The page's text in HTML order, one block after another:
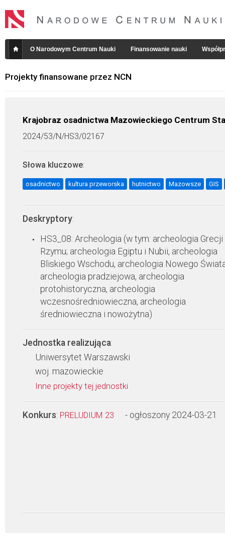
O Narodowym Centrum Nauki Finansowanie nauki
Projekty finansowane przez NCN
Krajobraz osadnictwa Mazowieckiego Centrum
2024/53/N/HS3/02167
Słowa kluczowe:
osadnictwo kultura przeworska hutnictwo Mazowsze GIS
Deskryptory:
HS3_08: Archeologia (w tym: archeologia Grecji
Rzymu; archeologia Egiptu i Nubii, archeologia
Bliskiego Wschodu, archeologia Nowego
archeologia pradziejowa, archeologia
protohistoryczna, archeologia
wczesnośredniowieczna, archeologia
średniowieczna i nowożytna)
Jednostka realizująca:
Uniwersytet Warszawski
woj. mazowieckie
Inne projekty tej jednostki
Konkurs: PRELUDIUM 23 - ogłoszony 2024-03-21